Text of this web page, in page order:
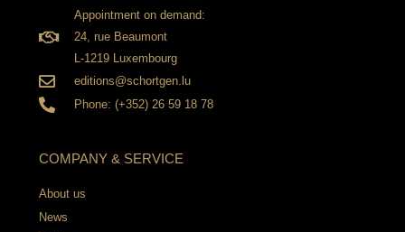
Appointment on demand:
24, rue Beaumont
L-1219 Luxembourg
editions@schortgen.lu
Phone: (+352) 26 59 18 78
COMPANY & SERVICE
About us
News